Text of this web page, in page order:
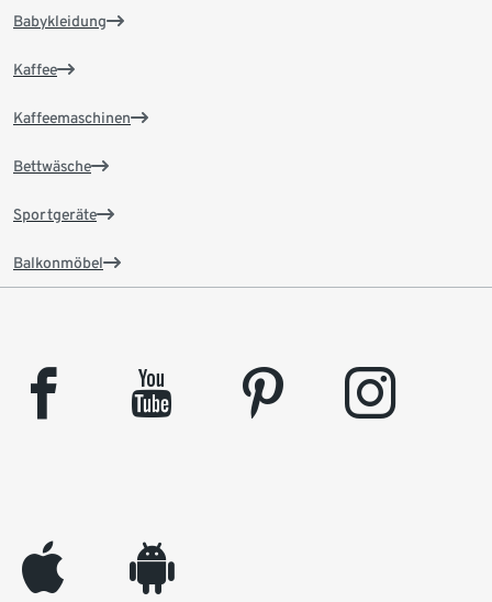
Babykleidung
Kaffee
Kaffeemaschinen
Bettwäsche
Sportgeräte
Balkonmöbel
facebook youtube pinterest instagram
appleinc android